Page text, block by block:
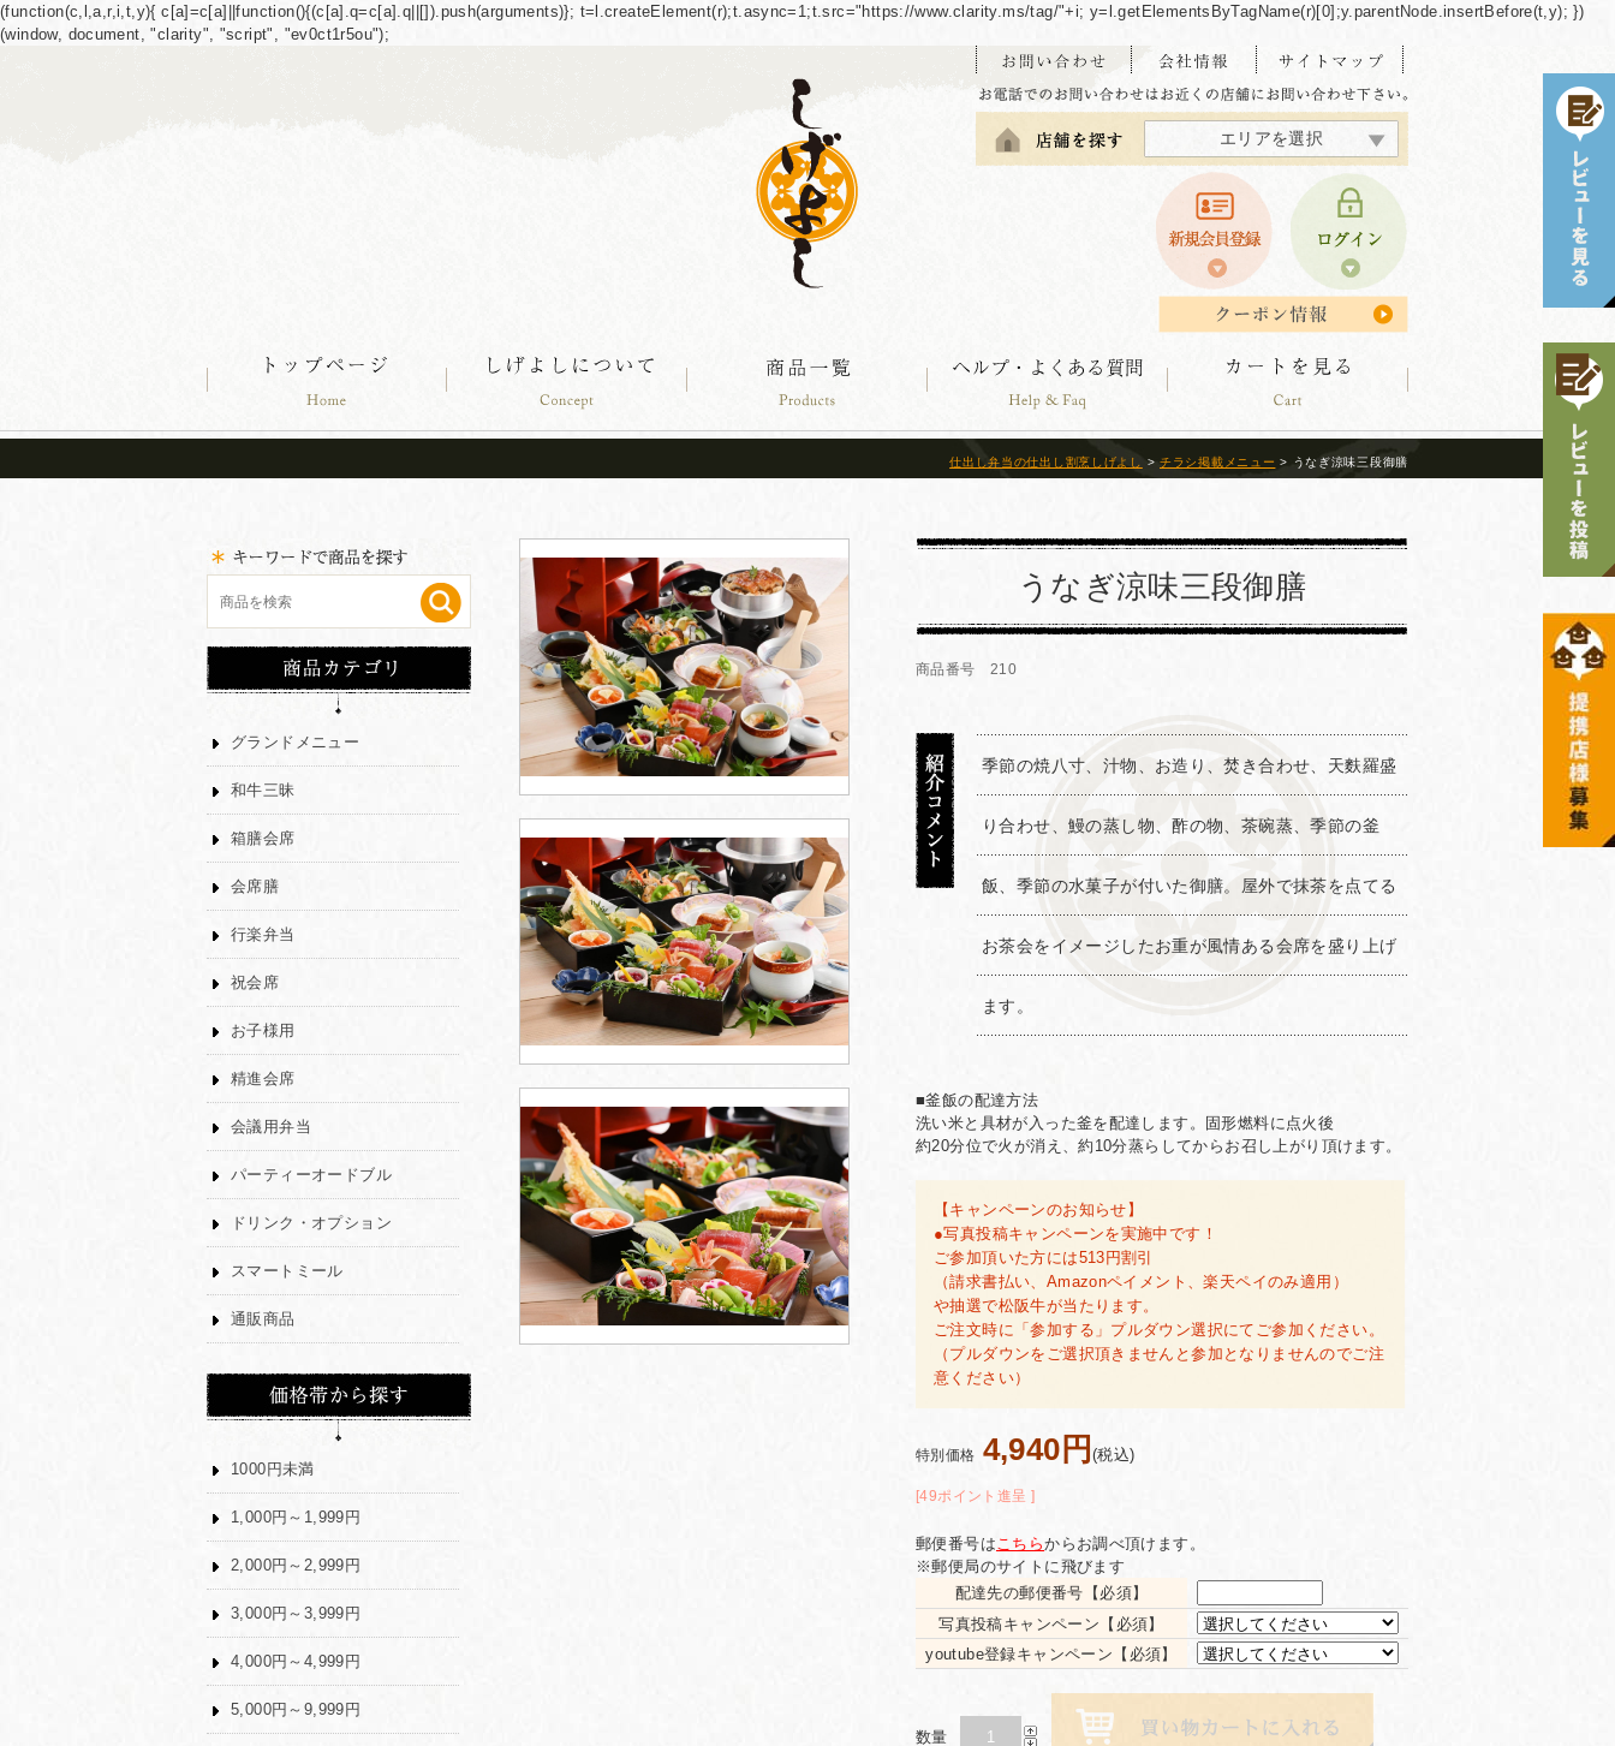
(function(c,l,a,r,i,t,y){ c[a]=c[a]||function(){(c[a].q=c[a].q||[]).push(arguments)}; t=l.createElement(r);t.async=1;t.src="https://www.clarity.ms/tag/"+i; y=l.getElementsByTagName(r)[0];y.parentNode.insertBefore(t,y); })
(window, document, "clarity", "script", "ev0ct1r5ou");
エリアを選択
北海道エリア
東北エリア
関東エリア
東海・北陸エリア
関西エリア
中四国エリア
九州エリア
沖縄エリア
仕出し弁当の仕出し割烹しげよし > チラシ掲載メニュー > うなぎ涼味三段御膳
グランドメニュー
和牛三昧
箱膳会席
会席膳
行楽弁当
祝会席
お子様用
精進会席
会議用弁当
パーティーオードブル
ドリンク・オプション
スマートミール
通販商品
1000円未満
1,000円～1,999円
2,000円～2,999円
3,000円～3,999円
4,000円～4,999円
5,000円～9,999円
うなぎ涼味三段御膳
商品番号 210
季節の焼八寸、汁物、お造り、焚き合わせ、天麩羅盛
り合わせ、鰻の蒸し物、酢の物、茶碗蒸、季節の釜
飯、季節の水菓子が付いた御膳。屋外で抹茶を点てる
お茶会をイメージしたお重が風情ある会席を盛り上げ
ます。
■釜飯の配達方法
洗い米と具材が入った釜を配達します。固形燃料に点火後
約20分位で火が消え、約10分蒸らしてからお召し上がり頂けます。
【キャンペーンのお知らせ】
●写真投稿キャンペーンを実施中です！
ご参加頂いた方には513円割引
（請求書払い、Amazonペイメント、楽天ペイのみ適用）
や抽選で松阪牛が当たります。
ご注文時に「参加する」プルダウン選択にてご参加ください。
（プルダウンをご選択頂きませんと参加となりませんのでご注
意ください）
特別価格 4,940円 (税込)
[49ポイント進呈 ]
郵便番号はこちらからお調べ頂けます。
※郵便局のサイトに飛びます
配達先の郵便番号【必須】
写真投稿キャンペーン【必須】
youtube登録キャンペーン【必須】
数量